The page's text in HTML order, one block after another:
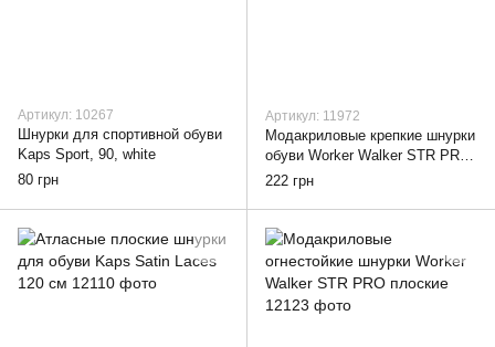
Артикул: 10267
Шнурки для спортивной обуви
Kaps Sport, 90, white
80 грн
Артикул: 11972
Модакриловые крепкие шнурки
обуви Worker Walker STR PRO
круглые, 90, red
222 грн